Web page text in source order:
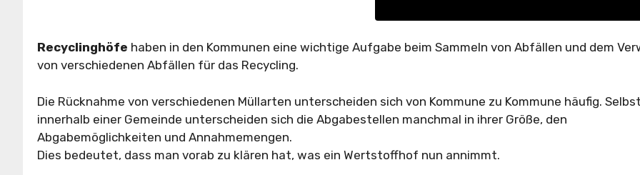
Recyclinghöfe haben in den Kommunen eine wichtige Aufgabe beim Sammeln von Abfällen und dem
von verschiedenen Abfällen für das Recycling.
Die Rücknahme von verschiedenen Müllarten unterscheiden sich von Kommune zu Kommune häufig.
innerhalb einer Gemeinde unterscheiden sich die Abgabestellen manchmal in ihrer Größe, den
Abgabemöglichkeiten und Annahmemengen.
Dies bedeutet, dass man vorab zu klären hat, was ein Wertstoffhof nun annimmt.